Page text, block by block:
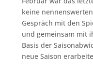
keine
Gespräch mit den
und gemeinsam mit
Basis der
neue Saison